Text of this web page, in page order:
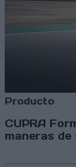
Producto
CUPRA
maneras de